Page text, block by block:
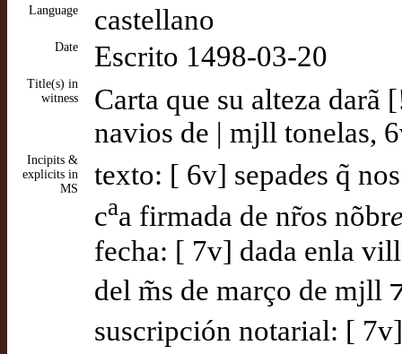
Language castellano
Date Escrito 1498-03-20
Title(s) in
witness
Carta que su alteza darã
navios de | mjll tonelas,
Incipits &
explicits in
MS
texto: [ 6v] sepades q̃
caa firmada de nr̃os nõbr
fecha: [ 7v] dada enla
del m̃s de março de mjll
suscripción notarial: [